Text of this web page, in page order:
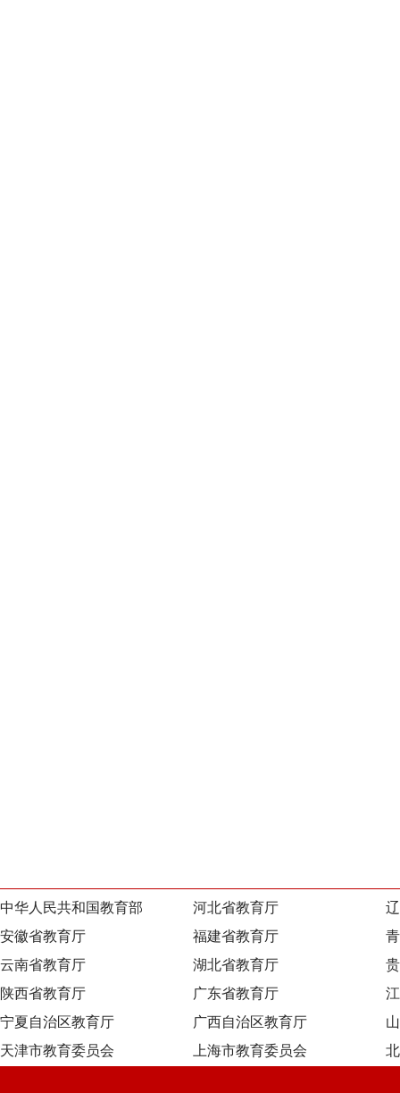
中华人民共和国教育部 河北省教育厅
安徽省教育厅
福建省教育厅
云南省教育厅
湖北省教育厅
陕西省教育厅
广东省教育厅
宁夏自治区教育厅
广西自治区教育厅
天津市教育委员会
上海市教育委员会